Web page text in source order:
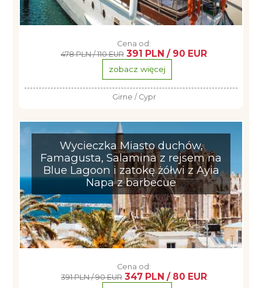
Cena od:
478 PLN / 110 EUR 391 PLN / 90 EUR
zobacz więcej
Girne / Cypr
Wycieczka Miasto duchów,
Famagusta, Salamina z rejsem na
Blue Lagoon i zatokę żółwi z Ayia
Napa z barbecue
Cena od:
391 PLN / 90 EUR 347 PLN / 80 EUR